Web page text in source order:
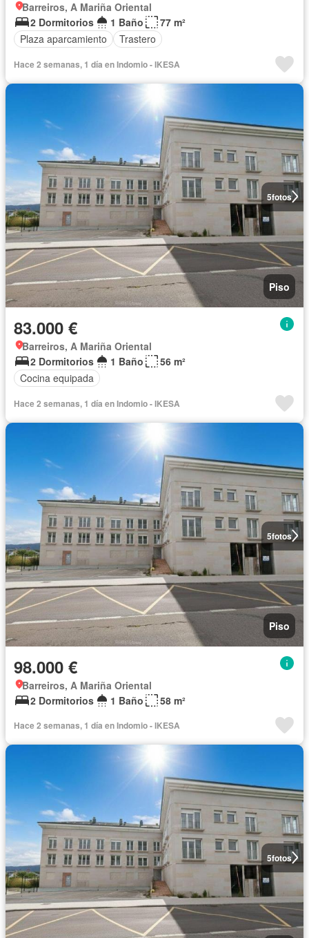
Barreiros, A Mariña Oriental
2 Dormitorios
1 Baño
77 m²
Plaza aparcamiento
Trastero
Hace 2 semanas, 1 día en Indomio - IKESA
5fotos
Piso
83.000 €
Barreiros, A Mariña Oriental
2 Dormitorios
1 Baño
56 m²
Cocina equipada
Hace 2 semanas, 1 día en Indomio - IKESA
5fotos
Piso
98.000 €
Barreiros, A Mariña Oriental
2 Dormitorios
1 Baño 58 m²
Hace 2 semanas, 1 día en Indomio - IKESA
5fotos